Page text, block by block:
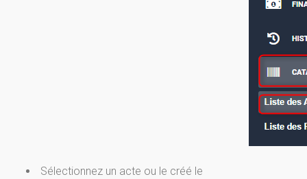
Sélectionnez un acte ou le créé le